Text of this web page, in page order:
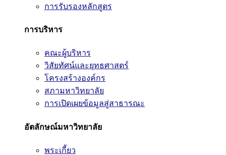
การรับรองหลักสูตร
การบริหาร
คณะผู้บริหาร
วิสัยทัศน์และยุทธศาสตร์
โครงสร้างองค์กร
สภามหาวิทยาลัย
การเปิดเผยข้อมูลสู่สาธารณะ
อัตลักษณ์มหาวิทยาลัย
พระเกี้ยว